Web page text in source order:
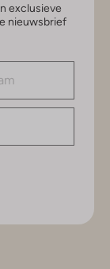
exclusieve
nieuwsbrief